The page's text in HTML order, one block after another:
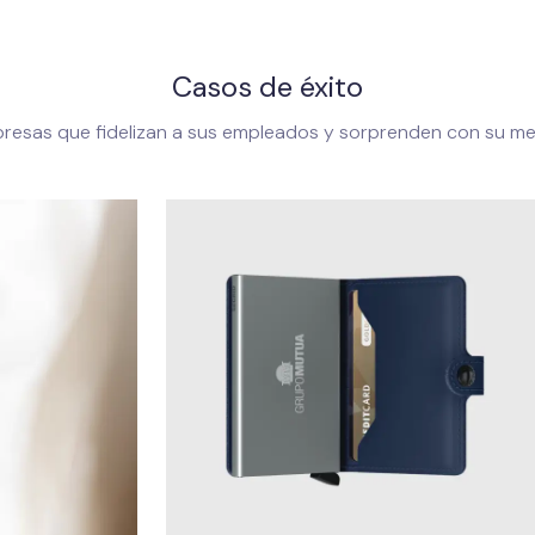
Casos de éxito
que fidelizan a sus empleados y sorprenden con su